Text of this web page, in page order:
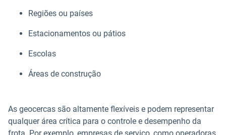
Regiões ou países
Estacionamentos ou pátios
Escolas
Áreas de construção
As geocercas são altamente flexíveis e podem representar
qualquer área crítica para o controle e desempenho da
frota. Por exemplo, empresas de serviço, como operadoras